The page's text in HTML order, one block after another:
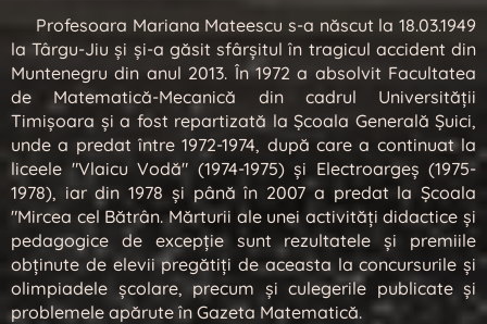
Profesoara Mariana Mateescu s-a născut la 18.03.1949
la Târgu-Jiu și și-a găsit sfârșitul în tragicul accident din
Muntenegru din anul 2013. În 1972 a absolvit Facultatea
de Matematică-Mecanică din cadrul Universităţii
Timişoara şi a fost repartizată la Şcoala Generală Şuici,
unde a predat între 1972-1974, după care a continuat la
liceele "Vlaicu Vodă" (1974-1975) şi Electroargeş (1975-
1978), iar din 1978 şi până în 2007 a predat la Şcoala
"Mircea cel Bătrân. Mărturii ale unei activități didactice și
pedagogice de excepție sunt rezultatele și premiile
obținute de elevii pregătiți de aceasta la concursurile și
olimpiadele școlare, precum și culegerile publicate și
problemele apărute în Gazeta Matematică.